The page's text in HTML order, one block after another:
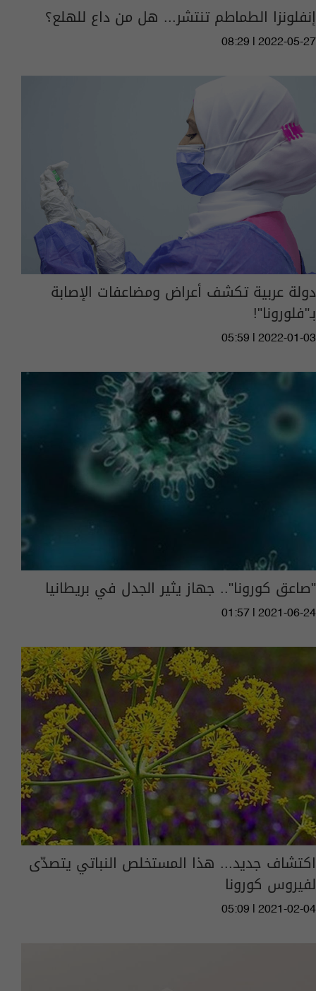
إنفلونزا الطماطم تنتشر... هل من داع للهلع؟
08:29 | 2022-05-27
دولة عربية تكشف أعراض ومضاعفات الإصابة
بـ"فلورونا"!
05:59 | 2022-01-03
"صاعق كورونا".. جهاز يثير الجدل في بريطانيا
01:57 | 2021-06-24
اكتشاف جديد... هذا المستخلص النباتي يتصدّى
لفيروس كورونا
05:09 | 2021-02-04